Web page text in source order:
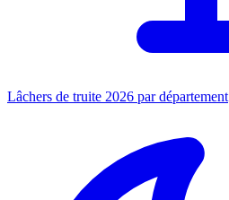
Lâchers de truite 2026 par département